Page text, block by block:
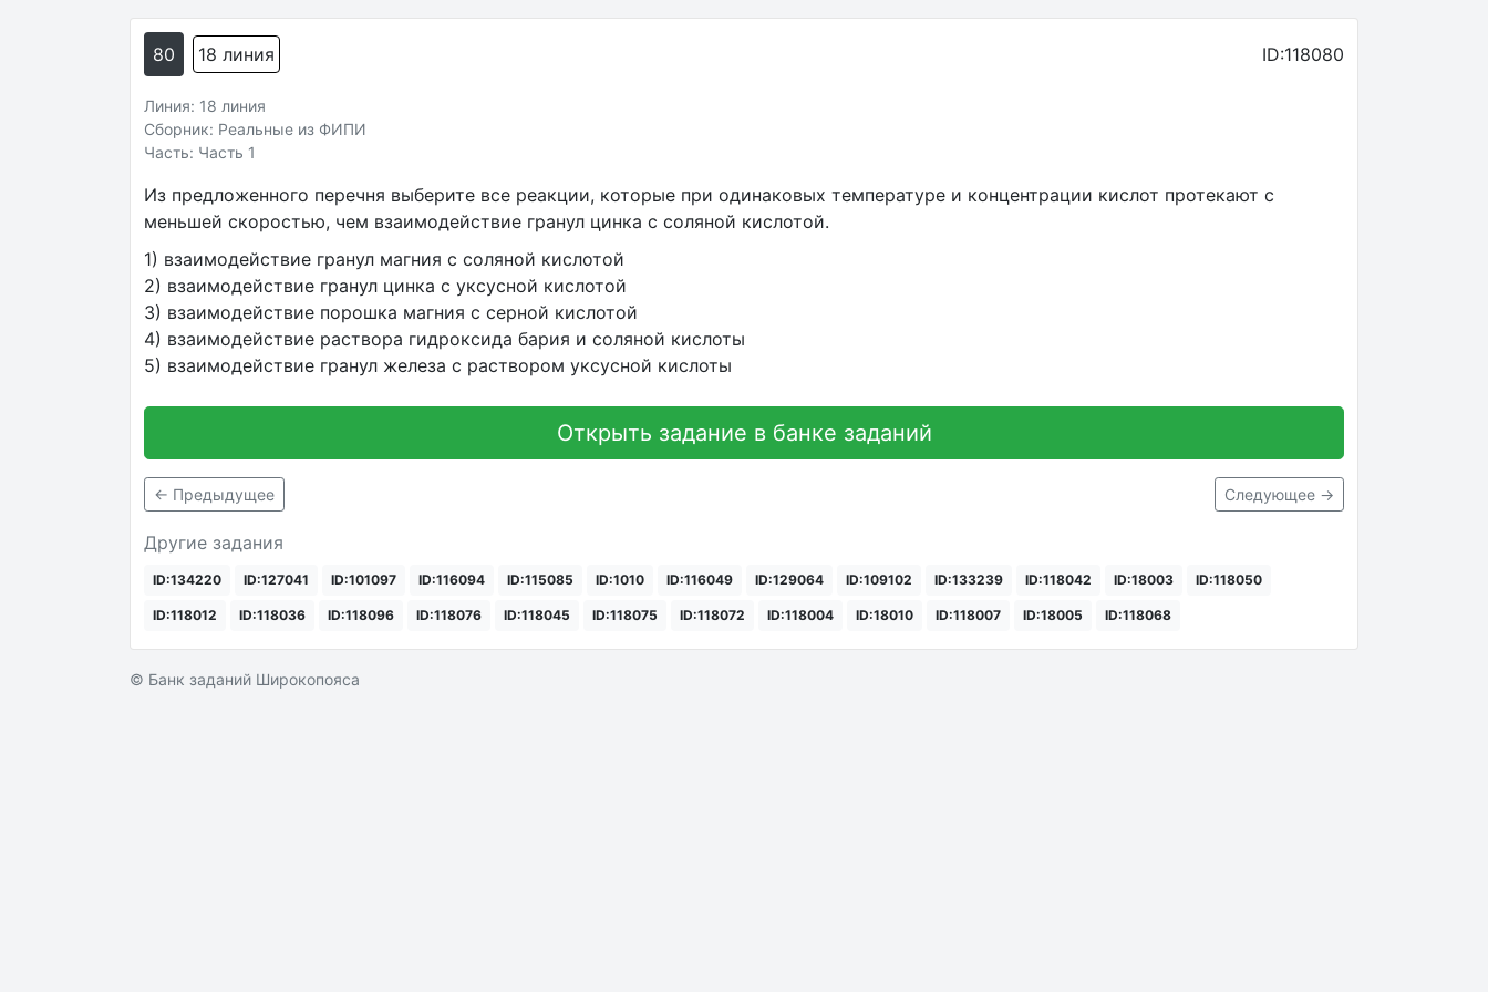
80 18 линия ID:118080
Линия: 18 линия
Сборник: Реальные из ФИПИ
Часть: Часть 1
Из предложенного перечня выберите все реакции, которые при одинаковых температуре и концентрации кислот протекают с
меньшей скоростью, чем взаимодействие гранул цинка с соляной кислотой.
1) взаимодействие гранул магния с соляной кислотой
2) взаимодействие гранул цинка с уксусной кислотой
3) взаимодействие порошка магния с серной кислотой
4) взаимодействие раствора гидроксида бария и соляной кислоты
5) взаимодействие гранул железа с раствором уксусной кислоты
Открыть задание в банке заданий
← Предыдущее Следующее →
Другие задания
ID:134220 ID:127041 ID:101097 ID:116094 ID:115085 ID:1010 ID:116049 ID:129064 ID:109102 ID:133239 ID:118042 ID:18003 ID:118050
ID:118012 ID:118036 ID:118096 ID:118076 ID:118045 ID:118075 ID:118072 ID:118004 ID:18010 ID:118007 ID:18005 ID:118068
© Банк заданий Широкопояса